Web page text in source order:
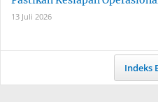
13 Juli 2026
Indeks